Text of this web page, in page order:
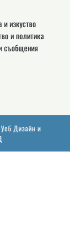
и изкуство
и политика
съобщения
Дизайн и